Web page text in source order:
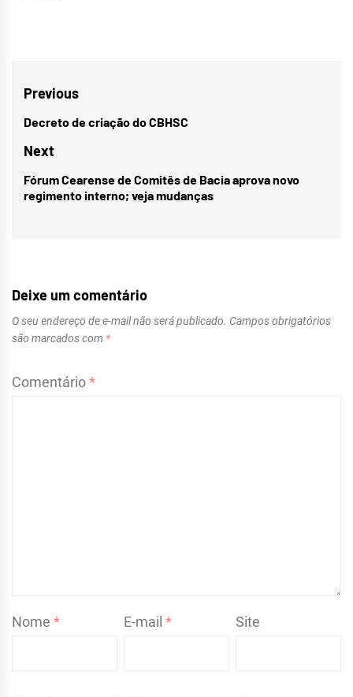
Navegação
de
Post
Previous
Previous
post:
Decreto de criação do CBHSC
Next
Next
post:
Fórum Cearense de Comitês de Bacia aprova novo
regimento interno; veja mudanças
Deixe um comentário
O seu endereço de e-mail não será publicado. Campos obrigatórios
são marcados com *
Comentário*
Nome * E-mail* Site